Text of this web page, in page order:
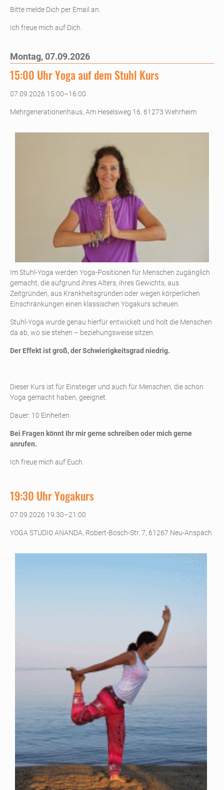
Bitte melde Dich per Email an.
Ich freue mich auf Dich.
Montag, 07.09.2026
15:00 Uhr Yoga auf dem Stuhl Kurs
07.09.2026 15:00–16:00
Mehrgenerationenhaus, Am Heselsweg 16, 61273 Wehrheim
Im Stuhl-Yoga werden Yoga-Positionen für Menschen zugänglich
gemacht, die aufgrund ihres Alters, ihres Gewichts, aus
Zeitgründen, aus Krankheitsgründen oder wegen körperlichen
Einschränkungen einen klassischen Yogakurs scheuen.
Stuhl-Yoga wurde genau hierfür entwickelt und holt die Menschen
da ab, wo sie stehen – beziehungsweise sitzen.
Der Effekt ist groß, der Schwierigkeitsgrad niedrig.
Dieser Kurs ist für Einsteiger und auch für Menschen, die schon
Yoga gemacht haben, geeignet.
Dauer: 10 Einheiten
Bei Fragen könnt Ihr mir gerne schreiben oder mich gerne
anrufen.
Ich freue mich auf Euch.
19:30 Uhr Yogakurs
07.09.2026 19:30–21:00
YOGA STUDIO ANANDA, Robert-Bosch-Str. 7, 61267 Neu-Anspach